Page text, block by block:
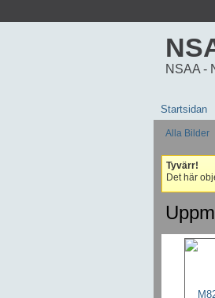
NSAA -
Startsidan
Alla Bilder
Tyvärr!
Det här